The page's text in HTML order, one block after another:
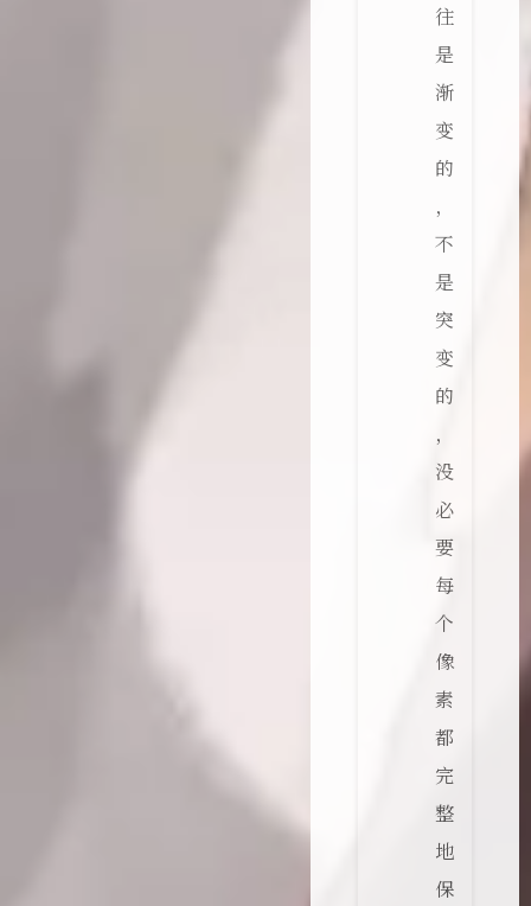
往
是
渐
变
的
，
不
是
突
变
的
，
没
必
要
每
个
像
素
都
完
整
地
保